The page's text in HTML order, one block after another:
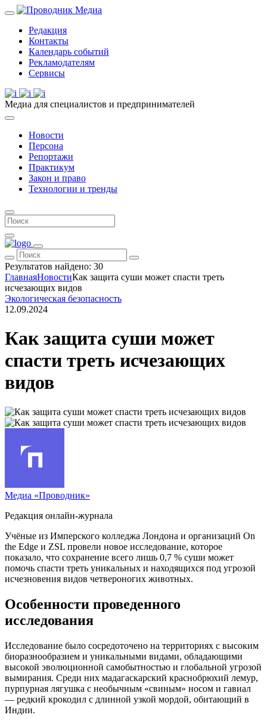
Редакция
Контакты
Календарь событий
Рекламодателям
Сервисы
Медиа для специалистов и предпринимателей
Новости
Персона
Репортажи
Практикум
Закон и право
Технологии и тренды
Результатов найдено: 30
ГлавнаяНовостиКак защита суши может спасти треть
исчезающих видов
Экологическая безопасность
12.09.2024
Как защита суши может
спасти треть исчезающих
видов
Медиа «Проводник»
Редакция онлайн-журнала
Учёные из Имперского колледжа Лондона и организаций On
the Edge и ZSL провели новое исследование, которое
показало, что сохранение всего лишь 0,7 % суши может
помочь спасти треть уникальных и находящихся под угрозой
исчезновения видов четвероногих животных.
Особенности проведенного
исследования
Исследование было сосредоточено на территориях с высоким
биоразнообразием и уникальными видами, обладающими
высокой эволюционной самобытностью и глобальной угрозой
вымирания. Среди них мадагаскарский краснобрюхий лемур,
пурпурная лягушка с необычным «свиным» носом и гавиал
— редкий крокодил с длинной узкой мордой, обитающий в
Индии.